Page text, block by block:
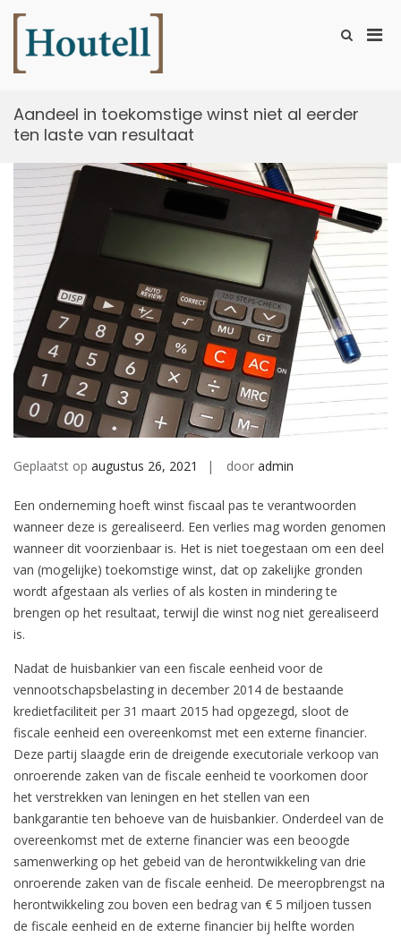
naar
inhoud
Toon
Aandeel in toekomstige winst niet al eerder
ten laste van resultaat
Geplaatst op augustus 26, 2021 door admin
Een onderneming hoeft winst fiscaal pas te verantwoorden
wanneer deze is gerealiseerd. Een verlies mag worden genomen
wanneer dit voorzienbaar is. Het is niet toegestaan om een deel
van (mogelijke) toekomstige winst, dat op zakelijke gronden
wordt afgestaan als verlies of als kosten in mindering te
brengen op het resultaat, terwijl die winst nog niet gerealiseerd
is.
Nadat de huisbankier van een fiscale eenheid voor de
vennootschapsbelasting in december 2014 de bestaande
kredietfaciliteit per 31 maart 2015 had opgezegd, sloot de
fiscale eenheid een overeenkomst met een externe financier.
Deze partij slaagde erin de dreigende executoriale verkoop van
onroerende zaken van de fiscale eenheid te voorkomen door
het verstrekken van leningen en het stellen van een
bankgarantie ten behoeve van de huisbankier. Onderdeel van de
overeenkomst met de externe financier was een beoogde
samenwerking op het gebeid van de herontwikkeling van drie
onroerende zaken van de fiscale eenheid. De meeropbrengst na
herontwikkeling zou boven een bedrag van € 5 miljoen tussen
de fiscale eenheid en de externe financier bij helfte worden